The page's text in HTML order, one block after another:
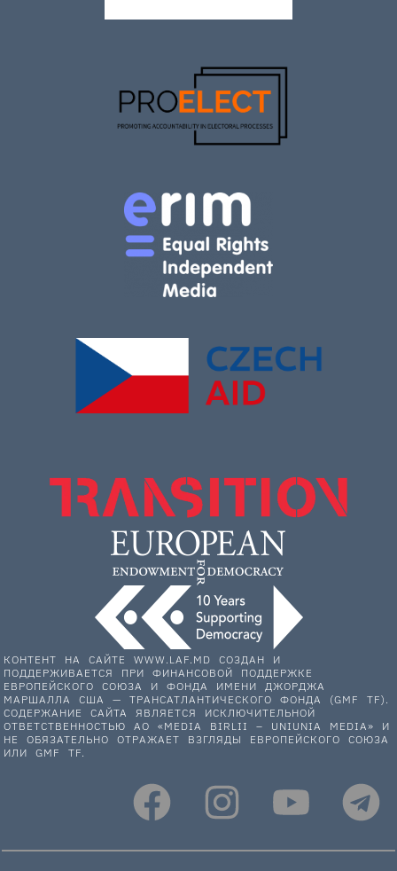
КОНТЕНТ НА САЙТЕ WWW.LAF.MD СОЗДАН И
ПОДДЕРЖИВАЕТСЯ ПРИ ФИНАНСОВОЙ ПОДДЕРЖКЕ
ЕВРОПЕЙСКОГО СОЮЗА И ФОНДА ИМЕНИ ДЖОРДЖА
МАРШАЛЛА США — ТРАНСАТЛАНТИЧЕСКОГО ФОНДА (GMF TF).
СОДЕРЖАНИЕ САЙТА ЯВЛЯЕТСЯ ИСКЛЮЧИТЕЛЬНОЙ
ОТВЕТСТВЕННОСТЬЮ АО «MEDIA BIRLII – UNIUNIA MEDIA» И
НЕ ОБЯЗАТЕЛЬНО ОТРАЖАЕТ ВЗГЛЯДЫ ЕВРОПЕЙСКОГО СОЮЗА
ИЛИ GMF TF.